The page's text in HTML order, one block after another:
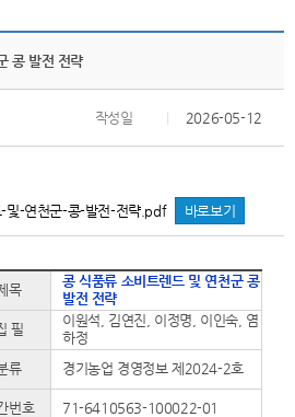
콩 발전 전략
작성일 2026-05-12
및-연천군-콩-발전-전략.pdf 바로보기
목
콩 식품류 소비트렌드 및 연천군 콩
발전 전략
필
이원석, 김연진, 이정명, 이인숙, 염
하정
류
경기농업 경영정보 제2024-2호
번호 71-6410563-100022-01